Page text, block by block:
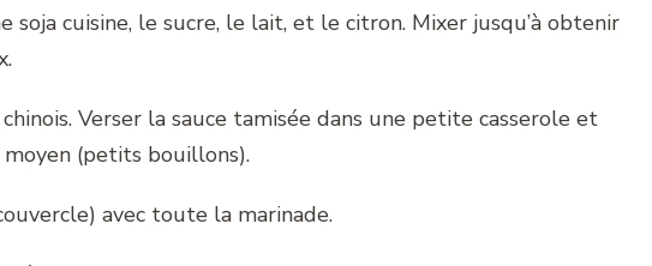
cuisine, le sucre, le lait, et le citron. Mixer jusqu’à obtenir
Verser la sauce tamisée dans une petite casserole et
(petits bouillons).
avec toute la marinade.